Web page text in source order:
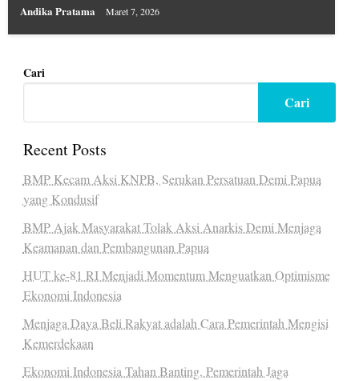
Andika Pratama Maret 7, 2026
Cari
Cari
Recent Posts
BMP Kecam Aksi KNPB, Serukan Persatuan Demi Papua
yang Kondusif
BMP Ajak Masyarakat Tolak Aksi Anarkis Demi Menjaga
Keamanan dan Pembangunan Papua
HUT ke-81 RI Menjadi Momentum Menguatkan Optimisme
Ekonomi Indonesia
Menjaga Daya Beli Rakyat adalah Cara Pemerintah Mengisi
Kemerdekaan
Ekonomi Indonesia Tahan Banting, Pemerintah Jaga